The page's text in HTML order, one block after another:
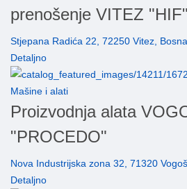
prenošenje VITEZ "HIF"
Stjepana Radića 22, 72250 Vitez,
Detaljno
Mašine i alati
Proizvodnja alata
"PROCEDO"
Nova Industrijska zona 32, 71320
Detaljno